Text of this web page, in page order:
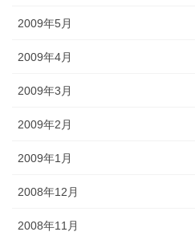
2009年5月
2009年4月
2009年3月
2009年2月
2009年1月
2008年12月
2008年11月